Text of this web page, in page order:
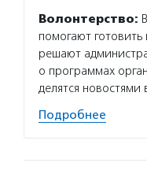
Волонтерство:
помогают
решают
о программах
делятся новостями
Подробнее